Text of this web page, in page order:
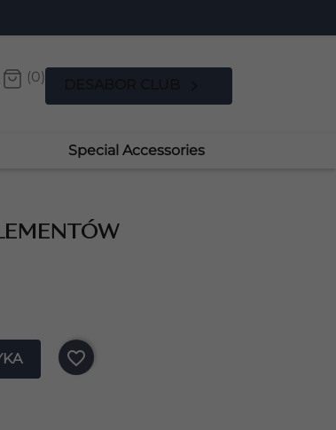
(0)
Special Accessories
favorite_border